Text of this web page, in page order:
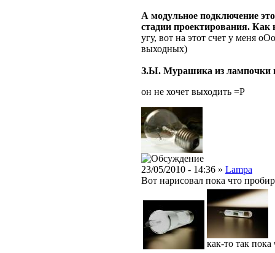
А модульное подключение
стадии проектирования.
угу, вот на этот счет у меня
выходных)
З.Ы. Мурашика из лампочки
он не хочет выходить =Р
23/05/2010 - 14:36 » Lampa
Вот нарисовал пока что
как-то так